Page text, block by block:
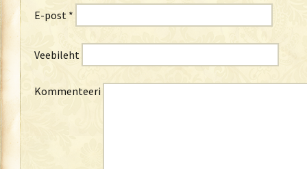
E-post *
Veebileht
Kommenteeri